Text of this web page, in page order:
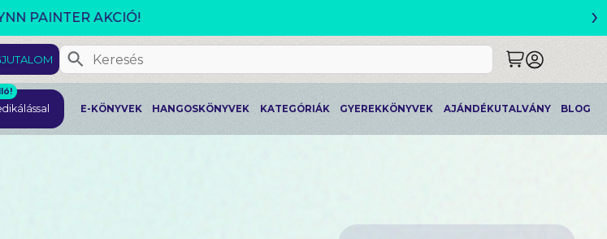
LEGVADABB ÁLMAIMBAN SZERETLEK ›
E-KÖNYVEK HANGOSKÖNYVEK KATEGÓRIÁK GYEREKKÖNYVEK AJÁNDÉKUTALVÁNY BLOG